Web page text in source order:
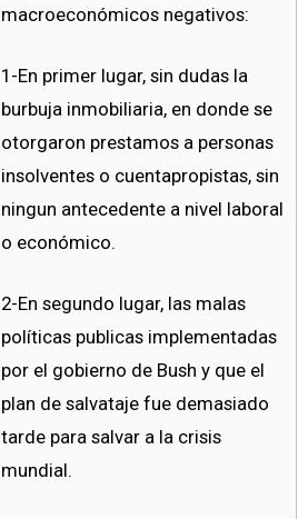
macroeconómicos negativos:
1-En primer lugar, sin dudas la
burbuja inmobiliaria, en donde se
otorgaron prestamos a personas
insolventes o cuentapropistas, sin
ningun antecedente a nivel laboral
o económico.
2-En segundo lugar, las malas
políticas publicas implementadas
por el gobierno de Bush y que el
plan de salvataje fue demasiado
tarde para salvar a la crisis
mundial.